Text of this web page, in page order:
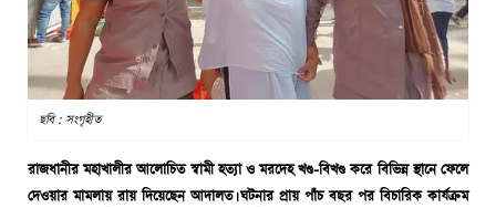
ছবি : সংগৃহীত
রাজধানীর মহাখালীর আলোচিত স্বামী হত্যা ও মরদেহ খণ্ড-বিখণ্ড করে বিভিন্ন স্থানে ফেলে
দেওয়ার মামলায় রায় দিয়েছেন আদালত। ঘটনার প্রায় পাঁচ বছর পর বিচারিক কার্যক্রম